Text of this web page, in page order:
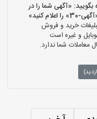
«آگهی شما را در
کنید»
خرید و فروش
و غیره است
معاملات شما ندارد.